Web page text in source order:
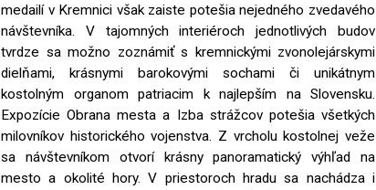
medailí v Kremnici však zaiste potešia nejedného zvedavého
návštevníka. V tajomných interiéroch jednotlivých budov
tvrdze sa možno zoznámiť s kremnickými zvonolejárskymi
dielňami, krásnymi barokovými sochami či unikátnym
kostolným organom patriacim k najlepším na Slovensku.
Expozície Obrana mesta a Izba strážcov potešia všetkých
milovníkov historického vojenstva. Z vrcholu kostolnej veže
sa návštevníkom otvorí krásny panoramatický výhľad na
mesto a okolité hory. V priestoroch hradu sa nachádza i